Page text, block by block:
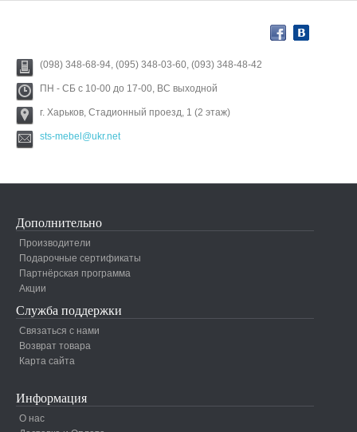
(098) 348-68-94, (095) 348-03-60, (093) 348-48-42
ПН - СБ с 10-00 до 17-00, ВС выходной
г. Харьков, Стадионный проезд, 1 (2 этаж)
sts-mebel@ukr.net
Дополнительно
Производители
Подарочные сертификаты
Партнёрская программа
Акции
Служба поддержки
Связаться с нами
Возврат товара
Карта сайта
Информация
О нас